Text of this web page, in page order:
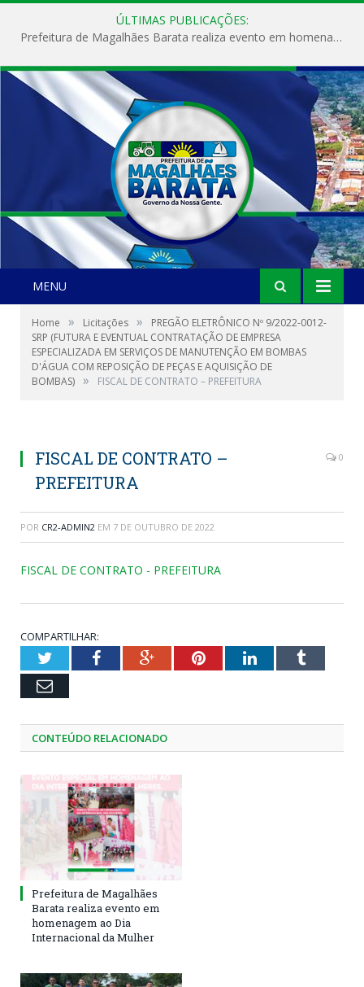
ÚLTIMAS PUBLICAÇÕES:
Prefeitura de Magalhães Barata realiza evento em homenagem ao Dia Internacional da Mulher
MENU
Home » Licitações »
PREGÃO ELETRÔNICO Nº 9/2022-0012-
SRP (FUTURA E EVENTUAL CONTRATAÇÃO DE EMPRESA
ESPECIALIZADA EM SERVIÇOS DE MANUTENÇÃO EM BOMBAS
D'ÁGUA COM REPOSIÇÃO DE PEÇAS E AQUISIÇÃO DE
BOMBAS) » FISCAL DE CONTRATO – PREFEITURA
FISCAL DE CONTRATO –
PREFEITURA
0
POR CR2-ADMIN2 EM 7 DE OUTUBRO DE 2022
FISCAL DE CONTRATO - PREFEITURA
COMPARTILHAR:
TwitterFacebookGoogle+PinterestLinkedInTumblr
Email
CONTEÚDO RELACIONADO
Prefeitura de Magalhães
Barata realiza evento em
homenagem ao Dia
Internacional da Mulher